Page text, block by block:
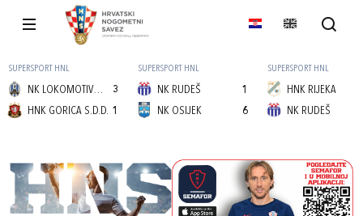
SUPERSPORT HNL
NK LOKOMOTIVA (Z)
3
1
HNK GORICA S.D.D.
SUPERSPORT HNL
NK RUDEŠ
1
6
NK OSIJEK
SUPERSPORT HNL
HNK RIJEKA
NK RUDEŠ